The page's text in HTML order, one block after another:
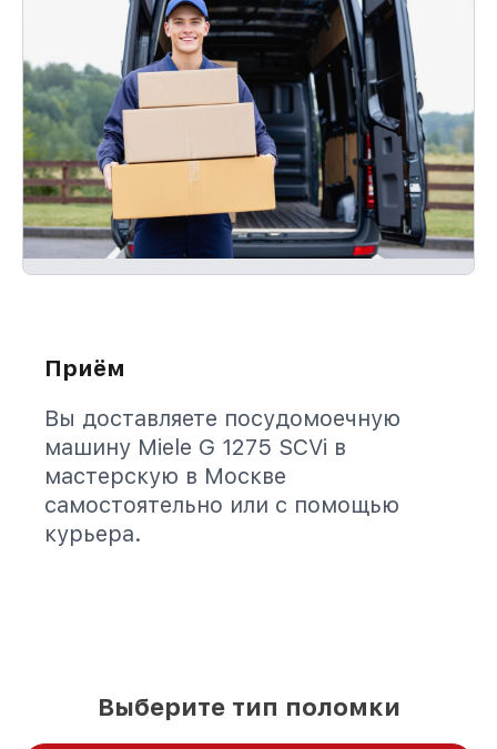
Приём
Вы доставляете посудомоечную
машину Miele G 1275 SCVi в
мастерскую в Москве
самостоятельно или с помощью
курьера.
Выберите тип поломки